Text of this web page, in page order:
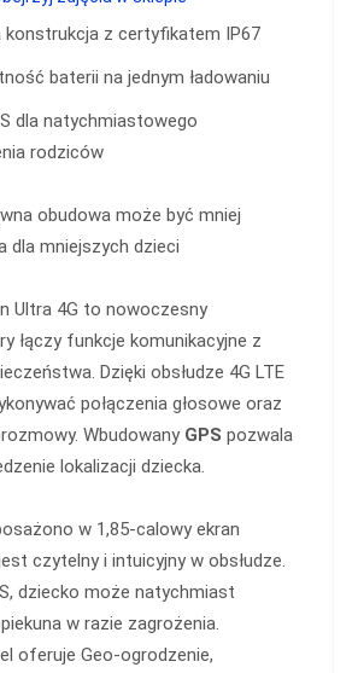
konstrukcja z certyfikatem IP67
baterii na jednym ładowaniu
dla natychmiastowego
rodziców
obudowa może być mniej
dla mniejszych dzieci
Ultra 4G to nowoczesny
łączy funkcje komunikacyjne z
Dzięki obsłudze 4G LTE
połączenia głosowe oraz
Wbudowany GPS pozwala
lokalizacji dziecka.
w 1,85-calowy ekran
czytelny i intuicyjny w obsłudze.
dziecko może natychmiast
w razie zagrożenia.
oferuje Geo-ogrodzenie,